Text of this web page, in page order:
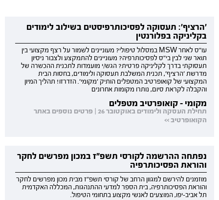
'הרציף': תעסוקה לפסיכותרפיסטים בשילוב לימודים
בקליניקה בפלורנטין
עו"ס לאחר MSW במסלול טיפולי? מעוניינים לשמור על רצף מקצועי בין
תואר שני לבין בי"ס לפסיכותרפיה? מעוניינים להתמקצע ולצבור ניסיון
תעסוקתי בדרך לקליניקה פרטית? הגש/י מועמדות לתכנית ההכשרה של
מדרשת 'הרציף', תכנית המשלבת תעסוקה ולימודים, בחסות הבית
המקצועי של קואופרטיב המטפלים הותיק 'מקומי'. הזדרזו! תהליך המיון
והקבלה לקראת סיום, נותרו מקומות אחרונים
מקומי - קואופרטיב מטפלים
תחילת העסקה ולימודים באוקטובר 26 | פרטים נוספים באתר
הקואופרטיב >>
נפתחה ההרשמה לקורסי תשפ"ז במכון מפרשים לחקר
והוראת הפסיכותרפיה
מוזמנים להירשם למגוון הרחב של קורסי תשפ"ז מבית מכון מפרשים לחקר
והוראת הפסיכותרפיה, בית הספר למדעי ההתנהגות, המכללה האקדמית
תל אביב-יפו, המוצעים לאנשי מקצוע בתחומי הטיפול.